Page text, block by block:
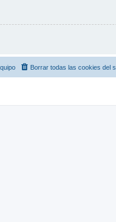
Borrar todas las cookies del